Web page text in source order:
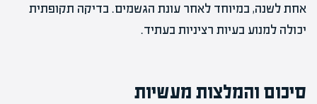
אחת לשנה, במיוחד לאחר עונת הגשמים. בדיקה תקופתית
יכולה למנוע בעיות רציניות בעתיד.
סיכום והמלצות מעשיות